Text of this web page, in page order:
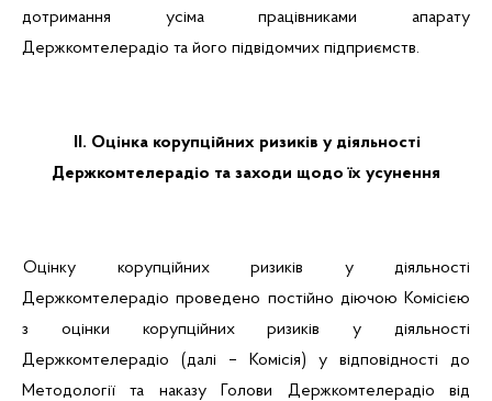
дотримання усіма працівниками апарату
Держкомтелерадіо та його підвідомчих підприємств.
ІІ. Оцінка корупційних ризиків у діяльності
Держкомтелерадіо та заходи щодо їх усунення
Оцінку корупційних ризиків у діяльності
Держкомтелерадіо проведено постійно діючою Комісією
з оцінки корупційних ризиків у діяльності
Держкомтелерадіо (далі – Комісія) у відповідності до
Методології та наказу Голови Держкомтелерадіо від